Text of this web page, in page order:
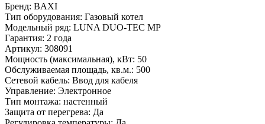
Бренд: BAXI
Тип оборудования: Газовый котел
Модельный ряд: LUNA DUO-TEC MP
Гарантия: 2 года
Артикул: 308091
Мощность (максимальная), кВт: 50
Обслуживаемая площадь, кв.м.: 500
Сетевой кабель: Ввод для кабеля
Управление: Электронное
Тип монтажа: настенный
Защита от перегрева: Да